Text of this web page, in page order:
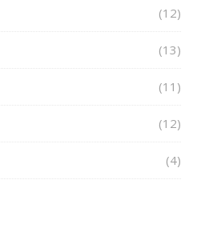
(12)
(13)
(11)
(12)
(4)